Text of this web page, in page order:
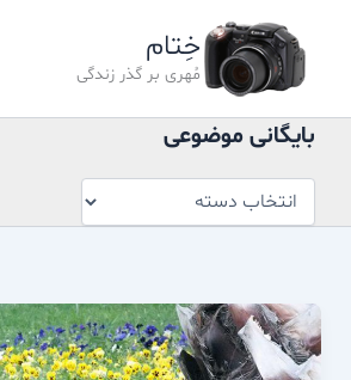
خِتام
مُهری بر گذر زندگی
بایگانی موضوعی
موضوعی